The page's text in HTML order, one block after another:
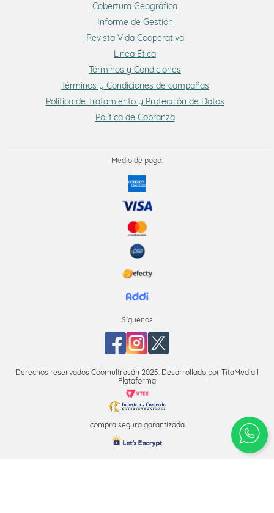
Cobertura Geográfica
Informe de Gestión
Revista Vida Cooperativa
Linea Ética
Términos y Condiciones
Términos y Condiciones de campañas
Política de Tratamiento y Protección de Datos
Política de Cobranza
Medio de pago:
Síguenos
Derechos reservados Coomultrasán 2025. Desarrollado por TitaMedia l
Plataforma
compra segura garantizada